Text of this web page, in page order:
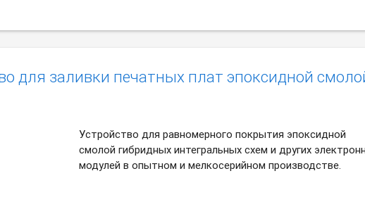
для заливки печатных плат эпоксидной
Устройство для равномерного покрытия эпоксидной
смолой гибридных интегральных схем и других
модулей в опытном и мелкосерийном производстве.